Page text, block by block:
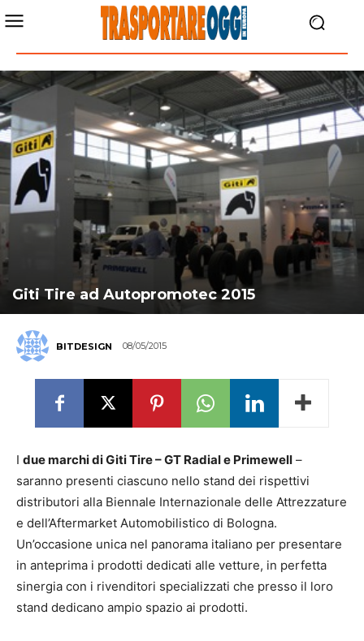
Giti Tire ad Autopromotec 2015
BITDESIGN 08/05/2015
I due marchi di Giti Tire – GT Radial e Primewell –
saranno presenti ciascuno nello stand dei rispettivi
distributori alla Biennale Internazionale delle Attrezzature
e dell’Aftermarket Automobilistico di Bologna.
Un’occasione unica nel panorama italiano per presentare
in anteprima i prodotti dedicati alle vetture, in perfetta
sinergia con i rivenditori specializzati che presso il loro
stand dedicano ampio spazio ai prodotti.